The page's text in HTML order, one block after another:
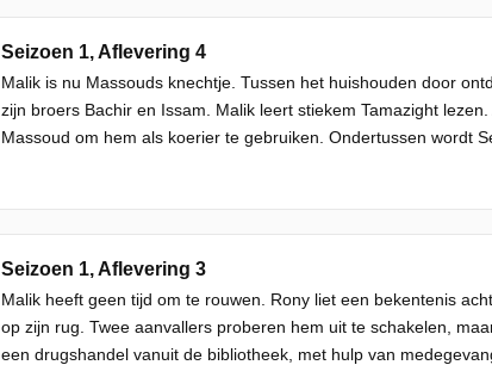
Seizoen 1, Aflevering 4
Malik is nu Massouds knechtje. Tussen het huishouden door
zijn broers Bachir en Issam. Malik leert stiekem Tamazight
Massoud om hem als koerier te gebruiken. Ondertussen wordt
Seizoen 1, Aflevering 3
Malik heeft geen tijd om te rouwen. Rony liet een bekentenis
op zijn rug. Twee aanvallers proberen hem uit te schakelen,
een drugshandel vanuit de bibliotheek, met hulp van